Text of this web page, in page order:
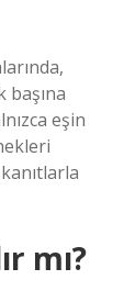
başına
eşin
mı?